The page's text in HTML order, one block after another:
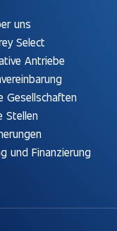
uns
Select
Antriebe
Gesellschaften
Stellen
und Finanzierung